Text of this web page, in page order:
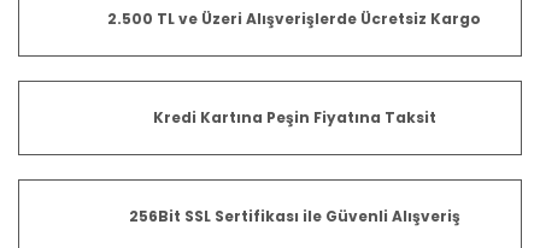
2.500 TL ve Üzeri Alışverişlerde Ücretsiz Kargo
Kredi Kartına Peşin Fiyatına Taksit
256Bit SSL Sertifikası ile Güvenli Alışveriş